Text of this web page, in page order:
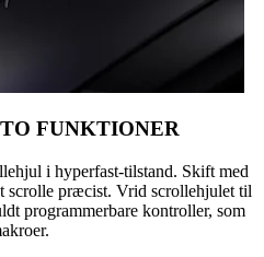
FUNKTIONER
i hyperfast-tilstand. Skift med
scrolle præcist. Vrid scrollehjulet til
programmerbare kontroller, som